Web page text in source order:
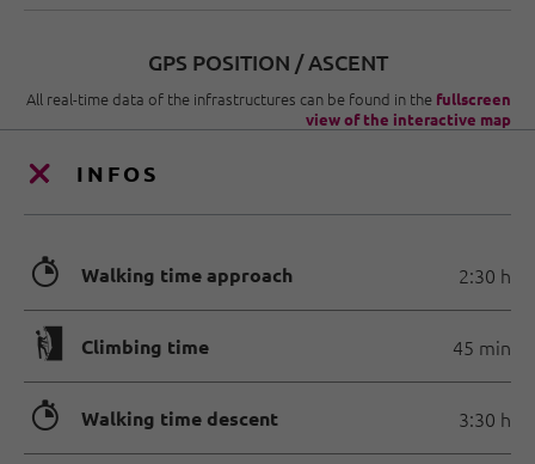
GPS POSITION / ASCENT
All real-time data of the infrastructures can be found in the fullscreen
view of the interactive map
INFOS
🐲 Walking time approach 2:30 h
🄱 Climbing time 45 min
🐲 Walking time descent 3:30 h